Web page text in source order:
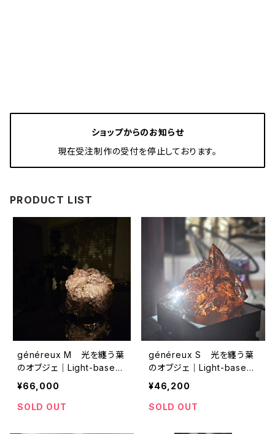
ショップからのお知らせ
現在受注制作の受付を停止しております。
PRODUCT LIST
généreux M 光を纏う葉
のオブジェ｜Light-based
Botanical Sculpture
¥66,000
SOLD OUT
généreux S 光を纏う葉
のオブジェ｜Light-based
Botanical Sculpture
¥46,200
SOLD OUT